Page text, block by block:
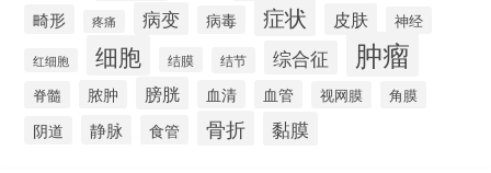
畸形 疼痛 病变 病毒 症状 皮肤 神经
红细胞 细胞 结膜 结节 综合征 肿瘤
脊髓 脓肿 膀胱 血清 血管 视网膜 角膜
阴道 静脉 食管 骨折 黏膜